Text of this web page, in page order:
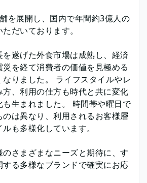
を展開し、国内で年間約3億人の
だいております。
遂げた外食市場は成熟し、経済
を経て消費者の価値を見極める
りました。 ライフスタイルやレ
、利用の仕方も時代と共に変化
も生まれました。 時間帯や曜日で
は異なり、利用されるお客様層
も多様化しています。
さまざまなニーズと期待に、す
る多様なブランドで確実にお応